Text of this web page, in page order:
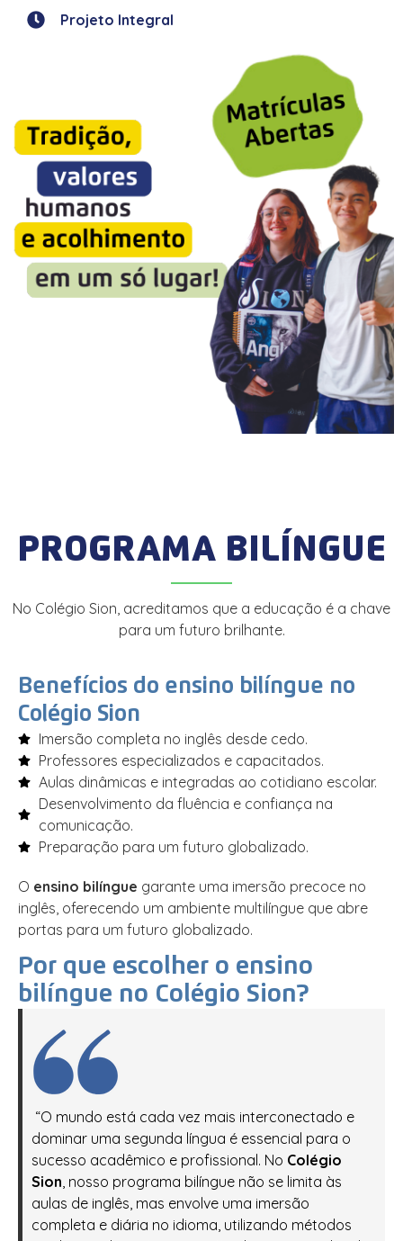
Projeto Integral
PROGRAMA BILÍNGUE
No Colégio Sion, acreditamos que a educação é a chave
para um futuro brilhante.
Benefícios do ensino bilíngue no
Colégio Sion
Imersão completa no inglês desde cedo.
Professores especializados e capacitados.
Aulas dinâmicas e integradas ao cotidiano escolar.
Desenvolvimento da fluência e confiança na
comunicação.
Preparação para um futuro globalizado.
O ensino bilíngue garante uma imersão precoce no
inglês, oferecendo um ambiente multilíngue que abre
portas para um futuro globalizado.
Por que escolher o ensino
bilíngue no Colégio Sion?
“O mundo está cada vez mais interconectado e
dominar uma segunda língua é essencial para o
sucesso acadêmico e profissional. No Colégio
Sion, nosso programa bilíngue não se limita às
aulas de inglês, mas envolve uma imersão
completa e diária no idioma, utilizando métodos